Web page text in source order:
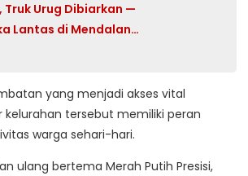
Truk Urug Dibiarkan —
Lantas di Mendalan
yang menjadi akses vital
tersebut memiliki peran
warga sehari-hari.
ulang bertema Merah Putih Presisi,